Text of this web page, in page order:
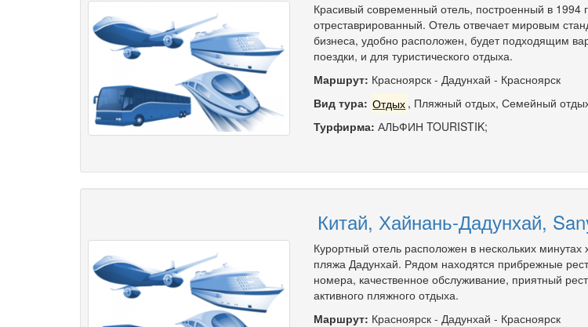
Красивый современный отель, построенный в 1994
отреставрированный. Отель отвечает мировым
бизнеса, удобно расположен, будет подходящим
поездки, и для туристического отдыха.
Маршрут: Красноярск- Дадунхай - Красноярск
Вид тура: Отдых , Пляжный отдых,Семейный
Турфирма: АЛЬФИН TOURISTIK;
Китай, Хайнань-Дадунхай,
Курортный отель расположен в нескольких минутах
пляжа Дадунхай. Рядом находятся прибрежные
номера, качественное обслуживание, приятный
активного пляжного отдыха.
Маршрут: Красноярск- Дадунхай - Красноярск